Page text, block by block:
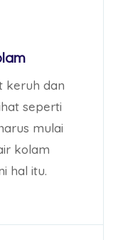
keruh dan
seperti
mulai
kolam
hal itu.